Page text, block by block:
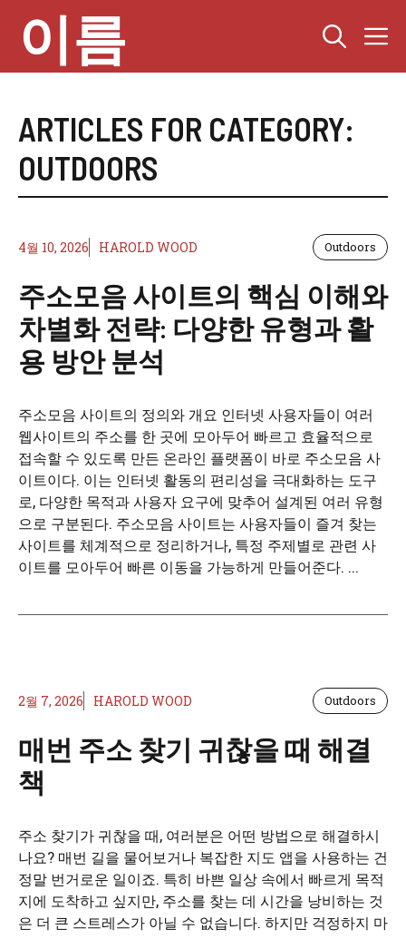
로
이름
ARTICLES FOR CATEGORY:
OUTDOORS
4월 10, 2026 HAROLD WOOD Outdoors
주소모음 사이트의 핵심 이해와
차별화 전략: 다양한 유형과 활
용 방안 분석
주소모음 사이트의 정의와 개요 인터넷 사용자들이 여러
웹사이트의 주소를 한 곳에 모아두어 빠르고 효율적으로
접속할 수 있도록 만든 온라인 플랫폼이 바로 주소모음 사
이트이다. 이는 인터넷 활동의 편리성을 극대화하는 도구
로, 다양한 목적과 사용자 요구에 맞추어 설계된 여러 유형
으로 구분된다. 주소모음 사이트는 사용자들이 즐겨 찾는
사이트를 체계적으로 정리하거나, 특정 주제별로 관련 사
이트를 모아두어 빠른 이동을 가능하게 만들어준다. ...
2월 7, 2026 HAROLD WOOD Outdoors
매번 주소 찾기 귀찮을 때 해결
책
주소 찾기가 귀찮을 때, 여러분은 어떤 방법으로 해결하시
나요? 매번 길을 물어보거나 복잡한 지도 앱을 사용하는 건
정말 번거로운 일이죠. 특히 바쁜 일상 속에서 빠르게 목적
지에 도착하고 싶지만, 주소를 찾는 데 시간을 낭비하는 것
은 더 큰 스트레스가 아닐 수 없습니다. 하지만 걱정하지 마